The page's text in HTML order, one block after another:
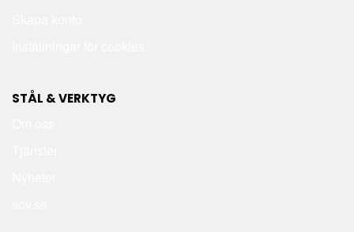
STÅL & VERKTYG